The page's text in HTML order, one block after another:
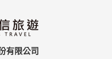
有限公司